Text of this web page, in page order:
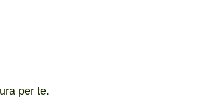
per te.